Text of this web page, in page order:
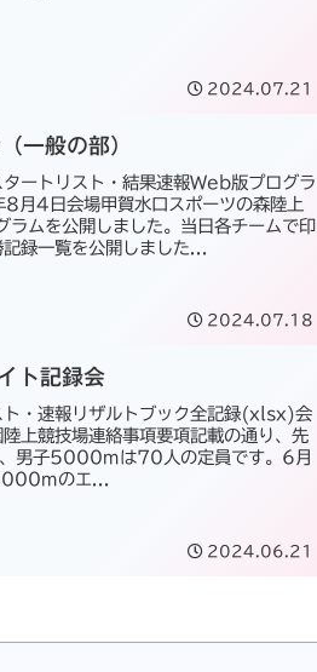
2024.07.21
一般の部）
ートリスト・結果速報Web版プログラ
月4日会場甲賀水口スポーツの森陸上
ムを公開しました。当日各チームで印
録一覧を公開しました...
2024.07.18
ト記録会
ト・速報リザルトブック全記録(xlsx)会
上競技場連絡事項要項記載の通り、先
男子5000mは70人の定員です。6月
のエ...
2024.06.21